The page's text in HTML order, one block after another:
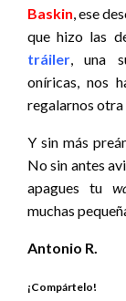
Baskin , ese
que hizo las
tráiler , una
oníricas, nos
regalarnos otra
Y sin más
No sin antes
apagues tu
muchas
Antonio R.
¡Compártelo!